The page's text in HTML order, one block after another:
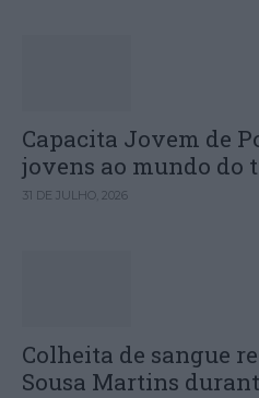
Capacita Jovem de
jovens ao mundo do
31 DE JULHO, 2026
Colheita de sangue
Sousa Martins